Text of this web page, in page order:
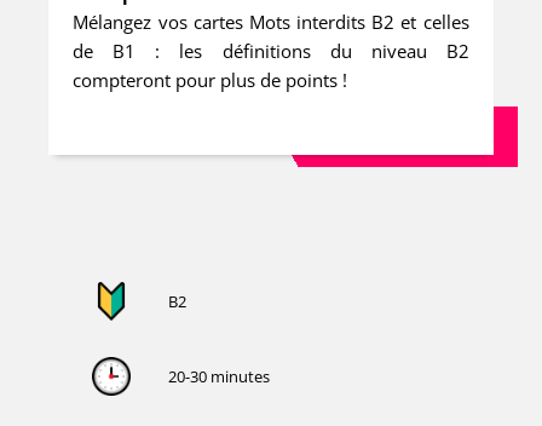
Mélangez vos cartes Mots interdits B2 et celles
de B1 : les définitions du niveau B2
compteront pour plus de points !
B2
20-30 minutes